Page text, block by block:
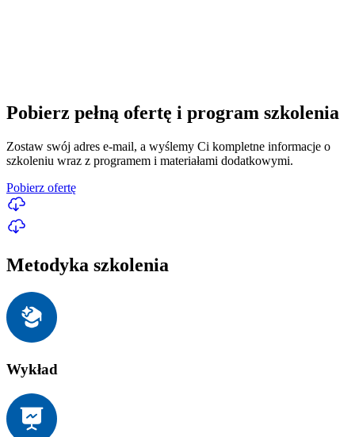
Pobierz pełną ofertę i program szkolenia
Zostaw swój adres e-mail, a wyślemy Ci kompletne informacje o
szkoleniu wraz z programem i materiałami dodatkowymi.
Pobierz ofertę
Metodyka szkolenia
Wykład